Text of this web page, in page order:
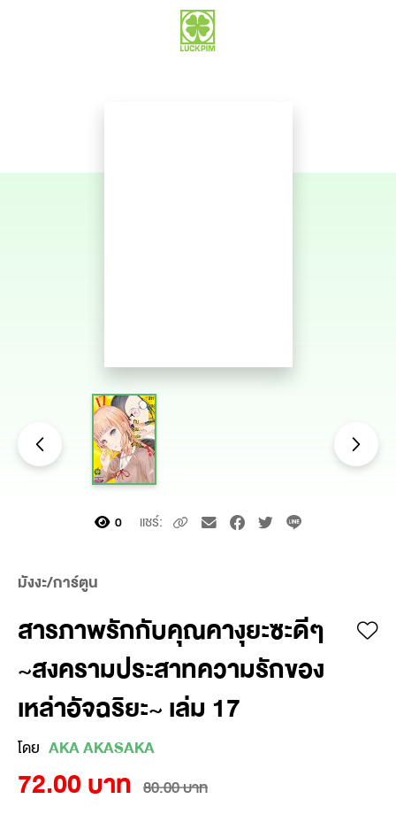
0 แชร์:
มังงะ/การ์ตูน
สารภาพรักกับคุณคางุยะซะดีๆ
~สงครามประสาทความรักของ
เหล่าอัจฉริยะ~ เล่ม 17
โดย AKA AKASAKA
72.00 บาท 80.00 บาท